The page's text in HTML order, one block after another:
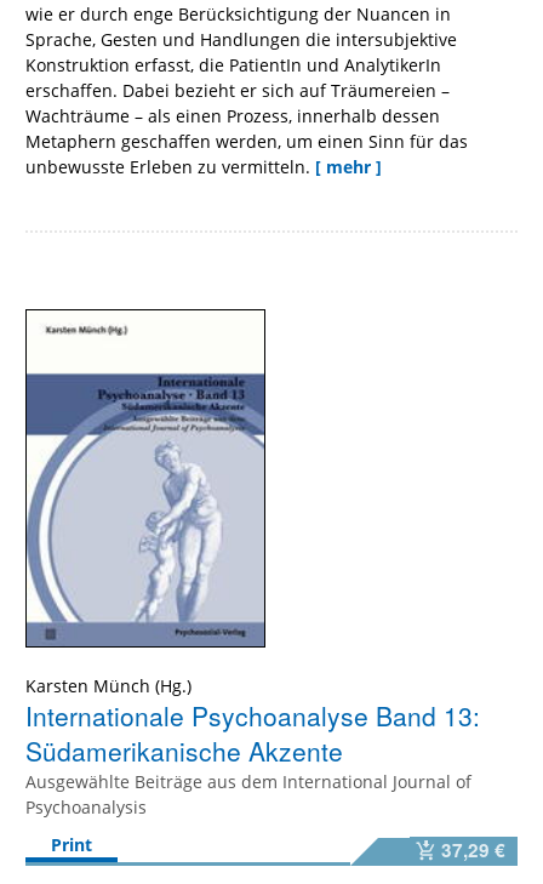
wie er durch enge Berücksichtigung der Nuancen in
Sprache, Gesten und Handlungen die intersubjektive
Konstruktion erfasst, die PatientIn und AnalytikerIn
erschaffen. Dabei bezieht er sich auf Träumereien –
Wachträume – als einen Prozess, innerhalb dessen
Metaphern geschaffen werden, um einen Sinn für das
unbewusste Erleben zu vermitteln. [ mehr ]
Karsten Münch
Internationale Psychoanalyse Band 13:
Südamerikanische Akzente
Ausgewählte Beiträge aus dem International Journal of
Psychoanalysis
Print
37,29 €